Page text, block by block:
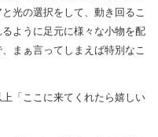
光の選択をして、動き回るこ
ように足元に様々な小物を配
まぁ言ってしまえば特別なこ
「ここに来てくれたら嬉しい